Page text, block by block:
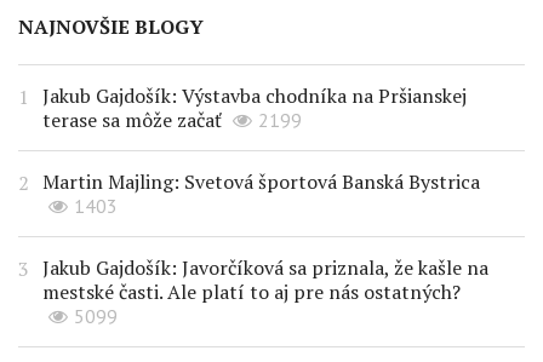
NAJNOVŠIE BLOGY
Jakub Gajdošík: Výstavba chodníka na Pršianskej
terase sa môže začať
2199
Martin Majling: Svetová športová Banská Bystrica
1403
Jakub Gajdošík: Javorčíková sa priznala, že kašle na
mestské časti. Ale platí to aj pre nás ostatných?
5099